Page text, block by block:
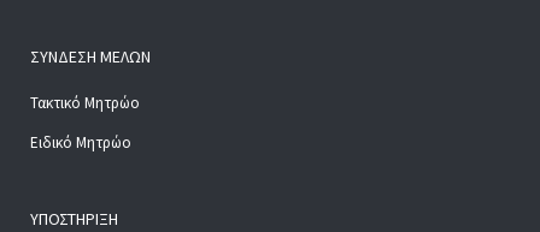
ΣΎΝΔΕΣΗ ΜΕΛΏΝ
Τακτικό Μητρώο
Ειδικό Μητρώο
ΥΠΟΣΤΉΡΙΞΗ